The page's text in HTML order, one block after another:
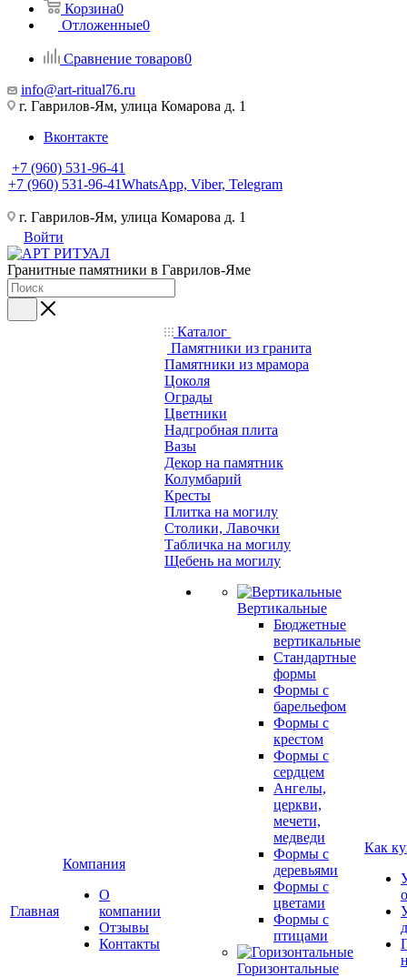
Корзина0
Отложенные0
Сравнение товаров0
info@art-ritual76.ru
г. Гаврилов-Ям, улица Комарова д. 1
Вконтакте
+7 (960) 531-96-41
+7 (960) 531-96-41WhatsApp, Viber, Telegram
г. Гаврилов-Ям, улица Комарова д. 1
Войти
Гранитные памятники в Гаврилов-Яме
Главная
Компания
О
компании
Отзывы
Контакты
Каталог
Памятники из гранита
Памятники из мрамора
Цоколя
Ограды
Цветники
Надгробная плита
Вазы
Декор на памятник
Колумбарий
Кресты
Плитка на могилу
Столики, Лавочки
Табличка на могилу
Щебень на могилу
Вертикальные
Бюджетные
вертикальные
Стандартные
формы
Формы с
барельефом
Формы с
крестом
Формы с
сердцем
Ангелы,
церкви,
мечети,
медведи
Формы с
деревьями
Формы с
цветами
Формы с
птицами
Горизонтальные
Как